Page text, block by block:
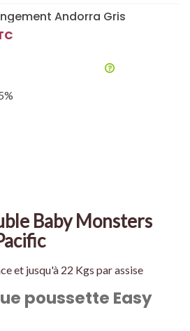
Andorra Gris
Baby Monsters
et jusqu'à 22 Kgs par assise
poussette Easy